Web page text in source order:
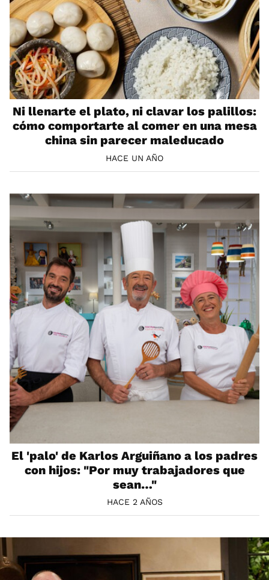
Ni llenarte el plato, ni clavar los palillos:
cómo comportarte al comer en una mesa
china sin parecer maleducado
HACE UN AÑO
El 'palo' de Karlos Arguiñano a los padres
con hijos: "Por muy trabajadores que
sean…"
HACE 2 AÑOS